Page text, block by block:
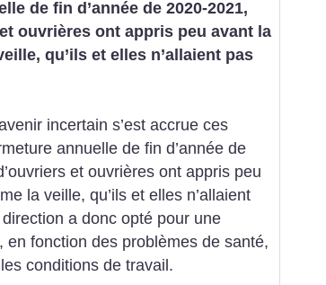
de fin d’année de 2020-2021,
ouvrières ont appris peu avant la
qu’ils et elles n’allaient pas
incertain s’est accrue ces
annuelle de fin d’année de
et ouvrières ont appris peu
la veille, qu’ils et elles n’allaient
a donc opté pour une
en fonction des problèmes de santé,
conditions de travail.